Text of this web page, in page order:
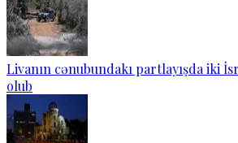
Livanın cənubundakı partlayışda iki
olub